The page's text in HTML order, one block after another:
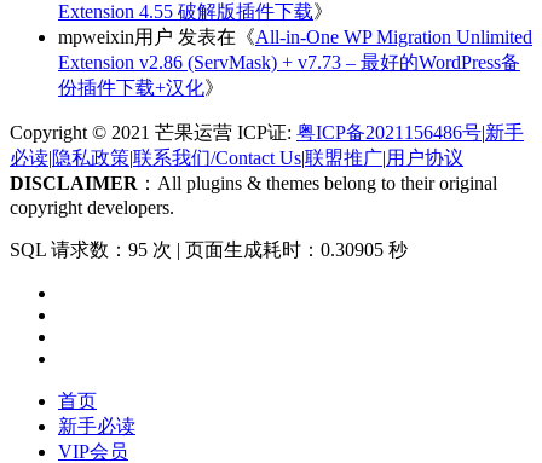
Extension 4.55 破解版插件下载》
mpweixin用户 发表在《All-in-One WP Migration Unlimited
Extension v2.86 (ServMask) + v7.73 – 最好的WordPress备
份插件下载+汉化》
Copyright © 2021 芒果运营 ICP证: 粤ICP备2021156486号|新手
必读|隐私政策|联系我们/Contact Us|联盟推广|用户协议
DISCLAIMER ：All plugins & themes belong to their original
copyright developers.
SQL 请求数：95 次 | 页面生成耗时：0.30905 秒
首页
新手必读
VIP会员